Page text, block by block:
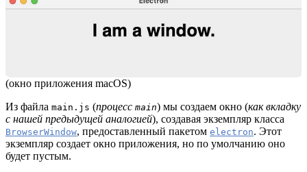
(окно приложения macOS)
Из файла main.js (процесс main) мы создаем окно (как вкладку
с нашей предыдущей аналогией), создавая экземпляр класса
BrowserWindow, предоставленный пакетом electron. Этот
экземпляр создает окно приложения, но по умолчанию оно
будет пустым.